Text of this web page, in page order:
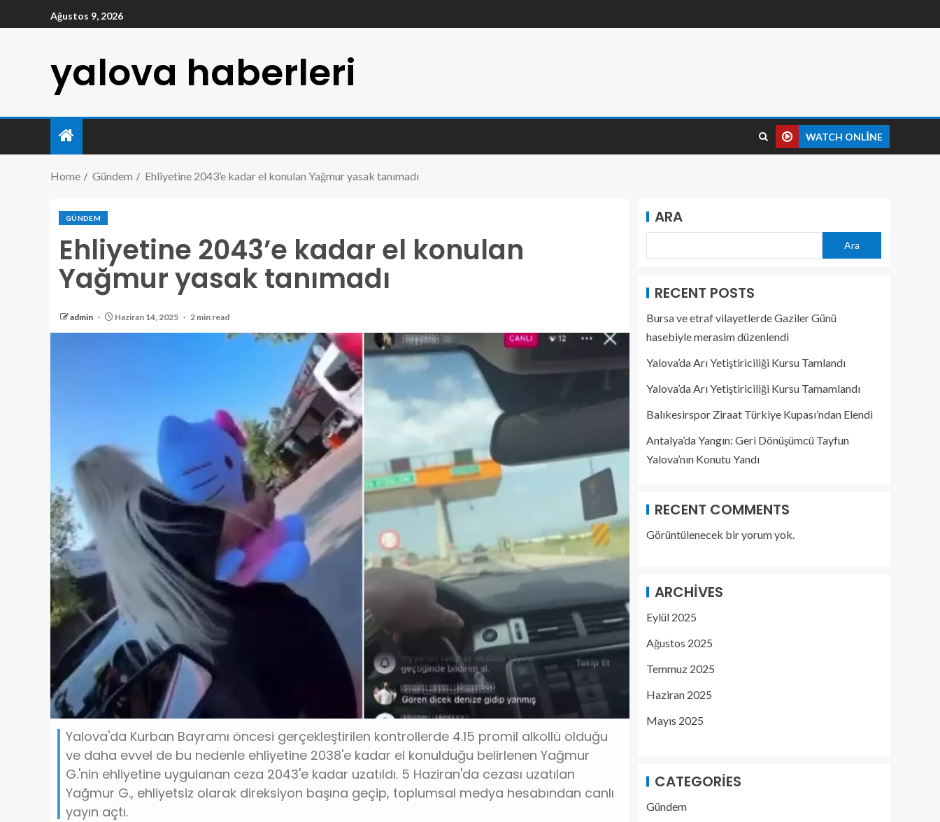
Ağustos 9, 2026
yalova haberleri
WATCH ONLINE
Home Gündem Ehliyetine 2043’e kadar el konulan Yağmur yasak tanımadı
GÜNDEM
Ehliyetine 2043’e kadar el konulan
Yağmur yasak tanımadı
admin Haziran 14, 2025 2 min read
Yalova'da Kurban Bayramı öncesi gerçekleştirilen kontrollerde 4.15 promil alkollü olduğu
ve daha evvel de bu nedenle ehliyetine 2038'e kadar el konulduğu belirlenen Yağmur
G.'nin ehliyetine uygulanan ceza 2043'e kadar uzatıldı. 5 Haziran'da cezası uzatılan
Yağmur G., ehliyetsiz olarak direksiyon başına geçip, toplumsal medya hesabından canlı
yayın açtı.
ARA
Ara
RECENT POSTS
Bursa ve etraf vilayetlerde Gaziler Günü
hasebiyle merasim düzenlendi
Yalova’da Arı Yetiştiriciliği Kursu Tamlandı
Yalova’da Arı Yetiştiriciliği Kursu Tamamlandı
Balıkesirspor Ziraat Türkiye Kupası’ndan Elendi
Antalya’da Yangın: Geri Dönüşümcü Tayfun
Yalova’nın Konutu Yandı
RECENT COMMENTS
Görüntülenecek bir yorum yok.
ARCHIVES
Eylül 2025
Ağustos 2025
Temmuz 2025
Haziran 2025
Mayıs 2025
CATEGORIES
Gündem